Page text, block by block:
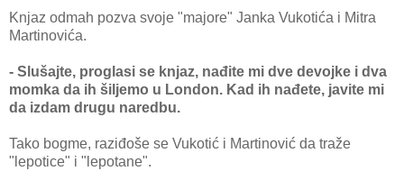
Knjaz odmah pozva svoje "majore" Janka Vukotića i Mitra
Martinovića.
- Slušajte, proglasi se knjaz, nađite mi dve devojke i dva
momka da ih šiljemo u London. Kad ih nađete, javite mi
da izdam drugu naredbu.
Tako bogme, raziđoše se Vukotić i Martinović da traže
"lepotice" i "lepotane".